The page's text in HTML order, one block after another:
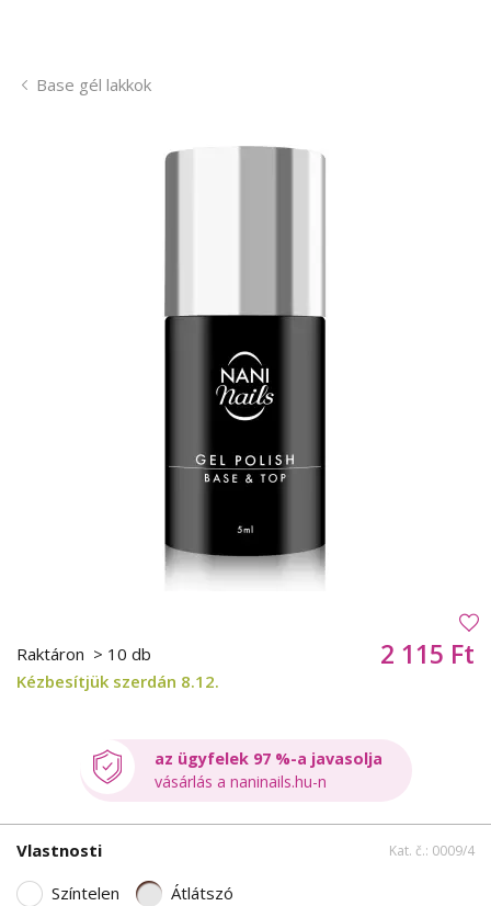
Base gél lakkok
Raktáron > 10 db
Kézbesítjük szerdán 8.12.
2 115 Ft
az ügyfelek 97 %-a javasolja
vásárlás a naninails.hu-n
Vlastnosti Kat. č.: 0009/4
Színtelen Átlátszó